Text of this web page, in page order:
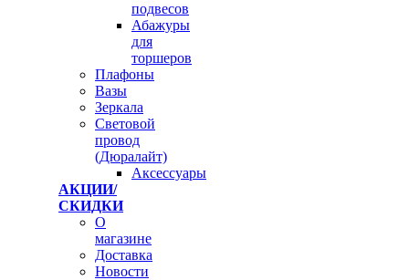
подвесов
Абажуры
для
торшеров
Плафоны
Вазы
Зеркала
Световой
провод
(Дюралайт)
Аксессуары
АКЦИИ/
СКИДКИ
О
магазине
Доставка
Новости